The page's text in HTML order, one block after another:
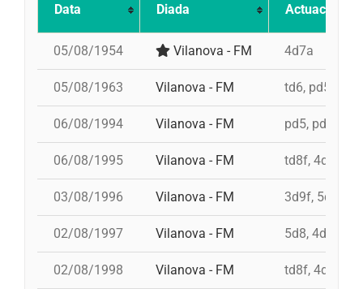
Data Diada Actuació
05/08/1954 Vilanova - FM 4d7a
05/08/1963 Vilanova - FM td6, pd5, 3d7
06/08/1994 Vilanova - FM pd5, pd5,
06/08/1995 Vilanova - FM td8f, 4d9f,
03/08/1996 Vilanova - FM 3d9f, 5d8,
02/08/1997 Vilanova - FM 5d8, 4d9f,
02/08/1998 Vilanova - FM td8f, 4d8,